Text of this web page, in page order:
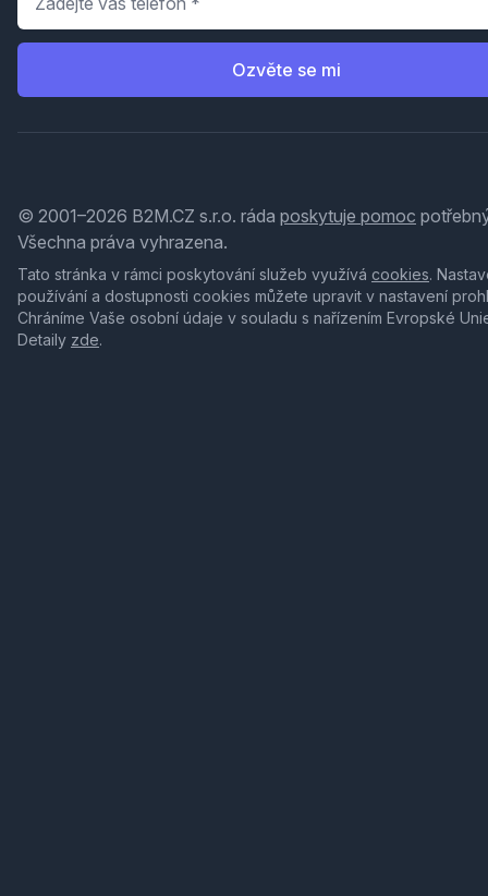
Ozvěte se mi
© 2001–2026 B2M.CZ s.r.o. ráda poskytuje pomoc
Všechna práva vyhrazena.
Tato stránka v rámci poskytování služeb využívá cookies.
používání a dostupnosti cookies můžete upravit v nastavení
Chráníme Vaše osobní údaje v souladu s nařízením Evropské
Detaily zde.